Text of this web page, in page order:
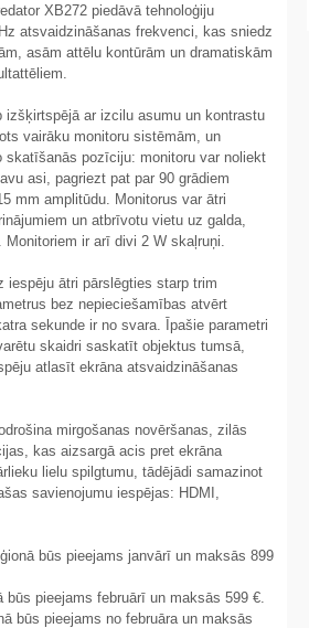
XB272 piedāvā tehnoloģiju
atsvaidzināšanas frekvenci, kas sniedz
asām attēlu kontūrām un dramatiskām
ar izcilu asumu un kontrastu
vairāku monitoru sistēmām, un
skatīšanās pozīciju: monitoru var noliekt
asi, pagriezt pat par 90 grādiem
mm amplitūdu. Monitorus var ātri
un atbrīvotu vietu uz galda,
ir arī divi 2 W skaļruņi.
iespēju ātri pārslēgties starp trim
bez nepieciešamības atvērt
sekunde ir no svara. Īpašie parametri
skaidri saskatīt objektus tumsā,
atlasīt ekrāna atsvaidzināšanas
mirgošanas novēršanas, zilās
kas aizsargā acis pret ekrāna
lielu spilgtumu, tādējādi samazinot
savienojumu iespējas: HDMI,
būs pieejams janvārī un maksās 899
pieejams februārī un maksās 599 €.
būs pieejams no februāra un maksās